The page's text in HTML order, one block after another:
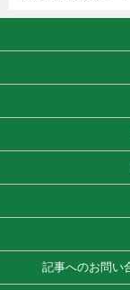
記事へのお問い